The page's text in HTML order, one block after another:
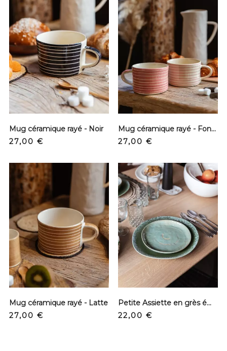
Mug céramique rayé - Noir
Precio
27,00 €
Mug céramique rayé - Fond rose
Precio
27,00 €
Mug céramique rayé - Latte
Precio
27,00 €
Petite Assiette en grès émaillé - Vert de Mer
Precio
22,00 €